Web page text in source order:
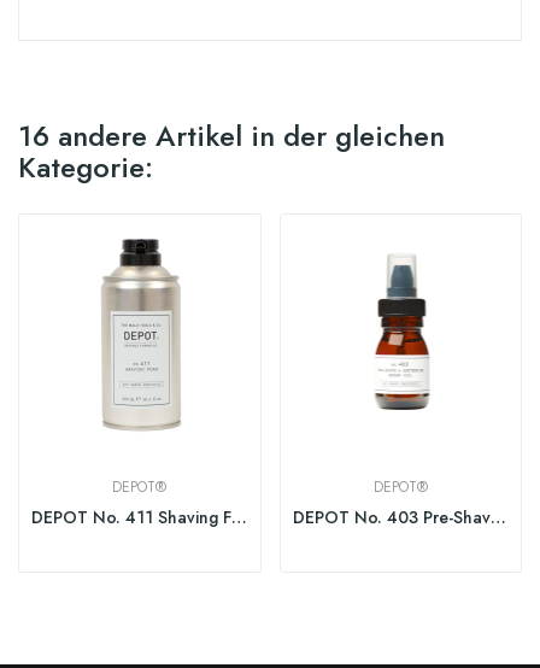
16 andere Artikel in der gleichen
Kategorie:
DEPOT®
DEPOT No. 411 Shaving Foam 300ml
DEPOT®
DEPOT No. 403 Pre-Shave&Soft. Beard Oil Fresh...